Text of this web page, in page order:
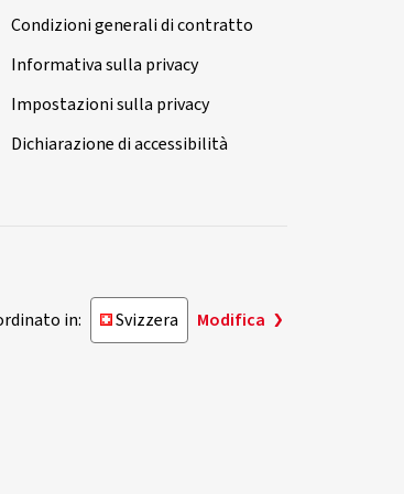
Condizioni generali di contratto
Informativa sulla privacy
Impostazioni sulla privacy
Dichiarazione di accessibilità
in: Svizzera Modifica